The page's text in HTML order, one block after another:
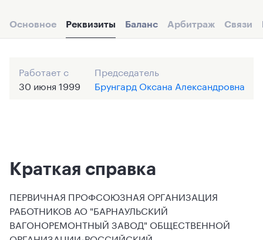
Основное Реквизиты Баланс Арбитраж Связи
Работает с
30 июня 1999
Председатель
Брунгард Оксана Александровна
Краткая справка
ПЕРВИЧНАЯ ПРОФСОЮЗНАЯ ОРГАНИЗАЦИЯ
РАБОТНИКОВ АО "БАРНАУЛЬСКИЙ
ВАГОНОРЕМОНТНЫЙ ЗАВОД" ОБЩЕСТВЕННОЙ